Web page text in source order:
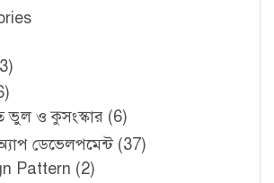
ভুল ও কুসংস্কার (6)
ডেভেলপমেন্ট(37)
Pattern (2)